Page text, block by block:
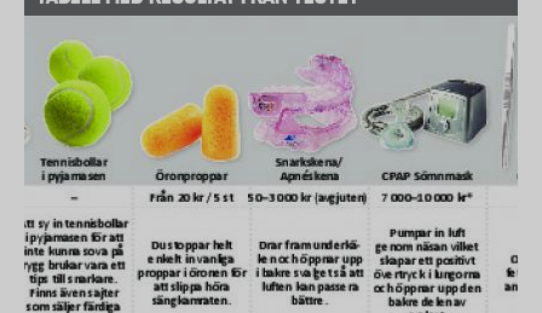
eller att musklerna har blivit förslappade.
- Övervikt är en vanlig orsak till snarkning. Det
beror helt enkelt på att fettvävnaden i svalget ökar.
- Förslappad muskulatur runt svalget kan ha
hormonella orsaker. Forskning visar att
könshormonen progesteron och östrogen gör så att
kvinnor snarkar mindre i barnafödande ålder.
- Att du snarkar mer när du druckit alkohol beror
också på att muskulaturen förslappas.